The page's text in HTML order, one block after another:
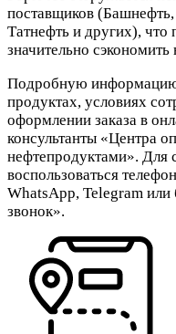
поставщиков
Татнефть и других), что
значительно сэкономить
Подробную
продуктах, условиях
оформлении заказа в
консультанты «Центра
нефтепродуктами». Для
воспользоваться
WhatsApp, Telegram или
звонок».